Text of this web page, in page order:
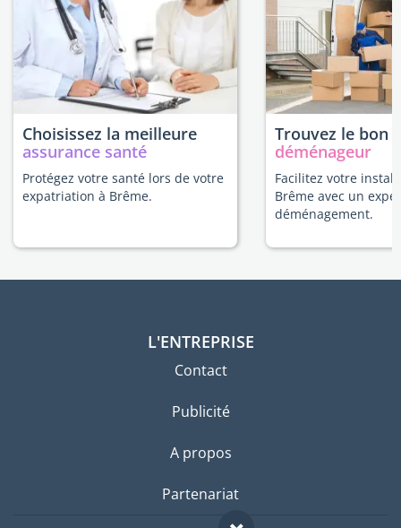
Choisissez la meilleure
assurance santé
Protégez votre santé lors de votre
expatriation à Brême.
Trouvez le bon
déménageur
Facilitez votre
Brême avec un
déménagement.
L'ENTREPRISE
Contact
Publicité
A propos
Partenariat